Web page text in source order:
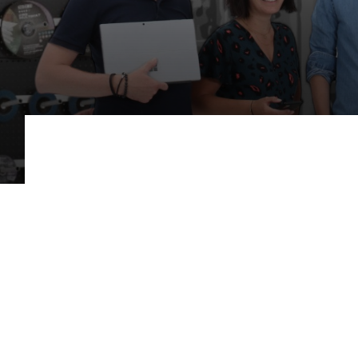
Scies de table
Système grands formats
Table de travail
Roues
Disques à